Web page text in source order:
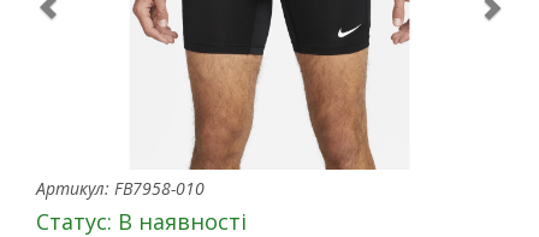
Артикул: FB7958-010
Статус: В наявності